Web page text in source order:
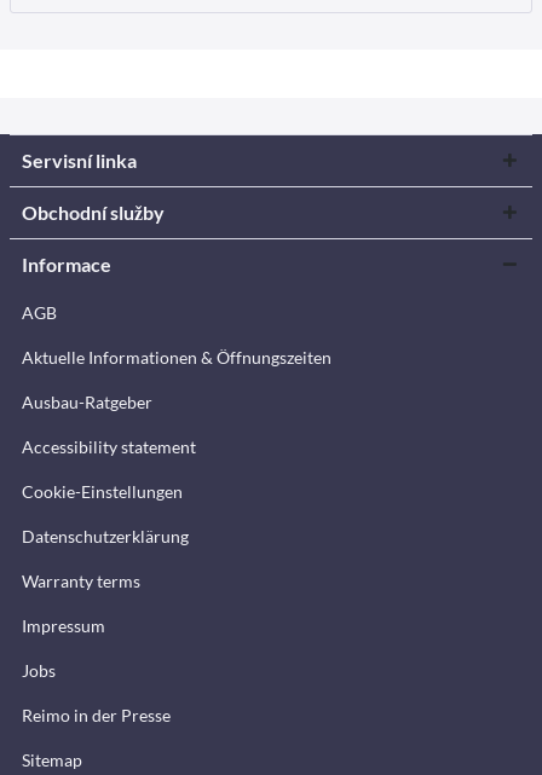
Servisní linka
Obchodní služby
Informace
AGB
Aktuelle Informationen & Öffnungszeiten
Ausbau-Ratgeber
Accessibility statement
Cookie-Einstellungen
Datenschutzerklärung
Warranty terms
Impressum
Jobs
Reimo in der Presse
Sitemap